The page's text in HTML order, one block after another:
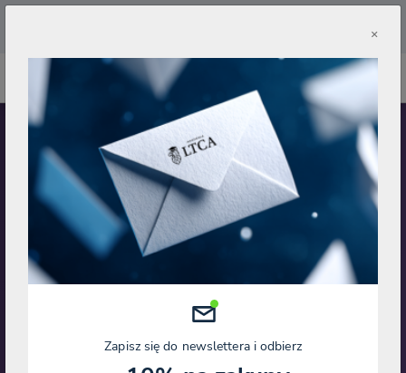
WEBINAR NA ŻYWO AI i Cyberbezpieczeństwo
ChatGPT, Claude, Gemini, Copilot –
który model dla finansisty?
15.09.2026 10:00 Paweł Kińczyk
×
Zapisz się do newslettera i odbierz